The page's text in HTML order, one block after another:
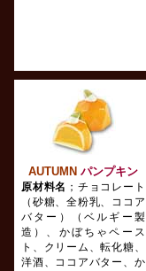
AUTUMN パンプキン
原材料名 ；チョコレート
（砂糖、全粉乳、ココア
バター）（ベルギー製
造）、かぼちゃペース
ト、クリーム、転化糖、
洋酒、ココアバター、か